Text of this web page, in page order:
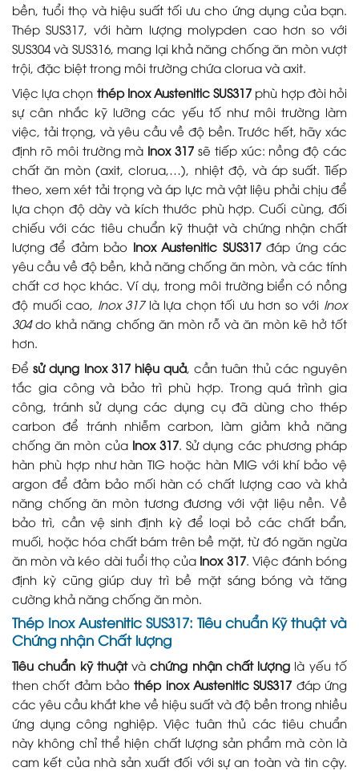
bền, tuổi thọ và hiệu suất tối ưu cho ứng dụng của bạn.
Thép SUS317, với hàm lượng molypden cao hơn so với
SUS304 và SUS316, mang lại khả năng chống ăn mòn vượt
trội, đặc biệt trong môi trường chứa clorua và axit.
Việc lựa chọn thép Inox Austenitic SUS317 phù hợp đòi hỏi
sự cân nhắc kỹ lưỡng các yếu tố như môi trường làm
việc, tải trọng, và yêu cầu về độ bền. Trước hết, hãy xác
định rõ môi trường mà Inox 317 sẽ tiếp xúc: nồng độ các
chất ăn mòn (axit, clorua,…), nhiệt độ, và áp suất. Tiếp
theo, xem xét tải trọng và áp lực mà vật liệu phải chịu để
lựa chọn độ dày và kích thước phù hợp. Cuối cùng, đối
chiếu với các tiêu chuẩn kỹ thuật và chứng nhận chất
lượng để đảm bảo Inox Austenitic SUS317đáp ứng các
yêu cầu về độ bền, khả năng chống ăn mòn, và các tính
chất cơ học khác. Ví dụ, trong môi trường biển có nồng
độ muối cao, Inox 317là lựa chọn tối ưu hơn so với Inox
304do khả năng chống ăn mòn rỗ và ăn mòn kẽ hở tốt
hơn.
Đểsử dụng Inox 317 hiệu quả , cần tuân thủ các nguyên
tắc gia công và bảo trì phù hợp. Trong quá trình gia
công, tránh sử dụng các dụng cụ đã dùng cho thép
carbon để tránh nhiễm carbon, làm giảm khả năng
chống ăn mòn của Inox 317 . Sử dụng các phương pháp
hàn phù hợp như hàn TIG hoặc hàn MIG với khí bảo vệ
argon để đảm bảo mối hàn có chất lượng cao và khả
năng chống ăn mòn tương đương với vật liệu nền. Về
bảo trì, cần vệ sinh định kỳ để loại bỏ các chất bẩn,
muối, hoặc hóa chất bám trên bề mặt, từ đó ngăn ngừa
ăn mòn và kéo dài tuổi thọ của Inox 317. Việc đánh bóng
định kỳ cũng giúp duy trì bề mặt sáng bóng và tăng
cường khả năng chống ăn mòn.
Thép Inox Austenitic SUS317: Tiêu chuẩn Kỹ thuật và
Chứng nhận Chất lượng
Tiêu chuẩn kỹ thuậtvàchứng nhận chất lượng là yếu tố
then chốt đảm bảothép inox Austenitic SUS317 đáp ứng
các yêu cầu khắt khe về hiệu suất và độ bền trong nhiều
ứng dụng công nghiệp. Việc tuân thủ các tiêu chuẩn
này không chỉ thể hiện chất lượng sản phẩm mà còn là
cam kết của nhà sản xuất đối với sự an toàn và tin cậy.